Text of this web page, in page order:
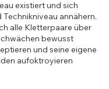
existiert und sich
annähern.
alle Kletterpaare über
bewusst
und seine eigene
aufoktroyieren